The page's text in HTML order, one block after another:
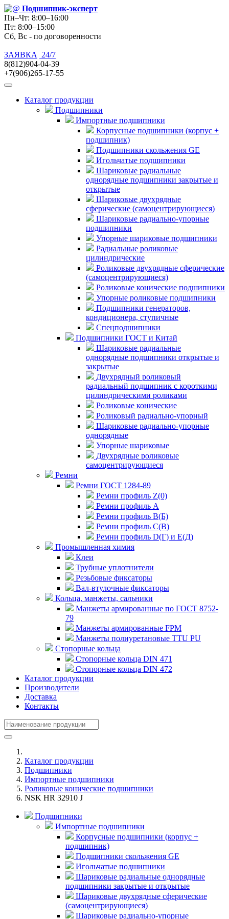
Подшипник-эксперт
Пн–Чт: 8:00–16:00
Пт: 8:00–15:00
Сб, Вс - по договоренности
ЗАЯВКА
24/7
8(812)904-04-39
+7(906)265-17-55
Каталог продукции
Подшипники
Импортные подшипники
Корпусные подшипники (корпус +
подшипник)
Подшипники скольжения GE
Игольчатые подшипники
Шариковые радиальные
однорядные подшипники закрытые и
открытые
Шариковые двухрядные
сферические (самоцентрирующиеся)
Шариковые радиально-упорные
подшипники
Упорные шариковые подшипники
Радиальные роликовые
цилиндрические
Роликовые двухрядные сферические
(самоцентрирующиеся)
Роликовые конические подшипники
Упорные роликовые подшипники
Подшипники генераторов,
кондиционера, ступичные
Спецподшипники
Подшипники ГОСТ и Китай
Шариковые радиальные
однорядные подшипники открытые и
закрытые
Двухрядный роликовый
радиальный подшипник с короткими
цилиндрическими роликами
Роликовые конические
Роликовый радиально-упорный
Шариковые радиально-упорные
однорядные
Упорные шариковые
Двухрядные роликовые
самоцентрирующиеся
Ремни
Ремни ГОСТ 1284-89
Ремни профиль Z(0)
Ремни профиль А
Ремни профиль В(Б)
Ремни профиль С(В)
Ремни профиль D(Г) и E(Д)
Промышленная химия
Клеи
Трубные уплотнители
Резьбовые фиксаторы
Вал-втулочные фиксаторы
Кольца, манжеты, сальники
Манжеты армированные по ГОСТ 8752-
79
Манжеты армированные FPM
Манжеты полиуретановые TTU PU
Стопорные кольца
Стопорные кольца DIN 471
Стопорные кольца DIN 472
Каталог продукции
Производители
Доставка
Контакты
Каталог продукции
Подшипники
Импортные подшипники
Роликовые конические подшипники
NSK HR 32910 J
Подшипники
Импортные подшипники
Корпусные подшипники (корпус +
подшипник)
Подшипники скольжения GE
Игольчатые подшипники
Шариковые радиальные однорядные
подшипники закрытые и открытые
Шариковые двухрядные сферические
(самоцентрирующиеся)
Шариковые радиально-упорные